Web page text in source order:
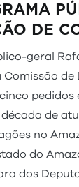
DE
geral
de
pedidos
de
no
do
dos